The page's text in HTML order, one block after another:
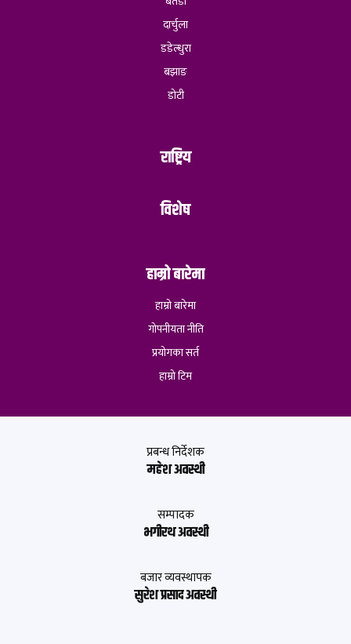
दार्चुला
डडेल्धुरा
बझाङ
डोटी
राष्ट्रिय
विशेष
हाम्रो बारेमा
हाम्रो बारेमा
गोपनीयता नीति
प्रयोगका सर्त
हाम्रो टिम
प्रबन्ध निर्देशक
महेश अवस्थी
सम्पादक
भगीरथ अवस्थी
बजार व्यवस्थापक
सुरेश प्रसाद अवस्थी